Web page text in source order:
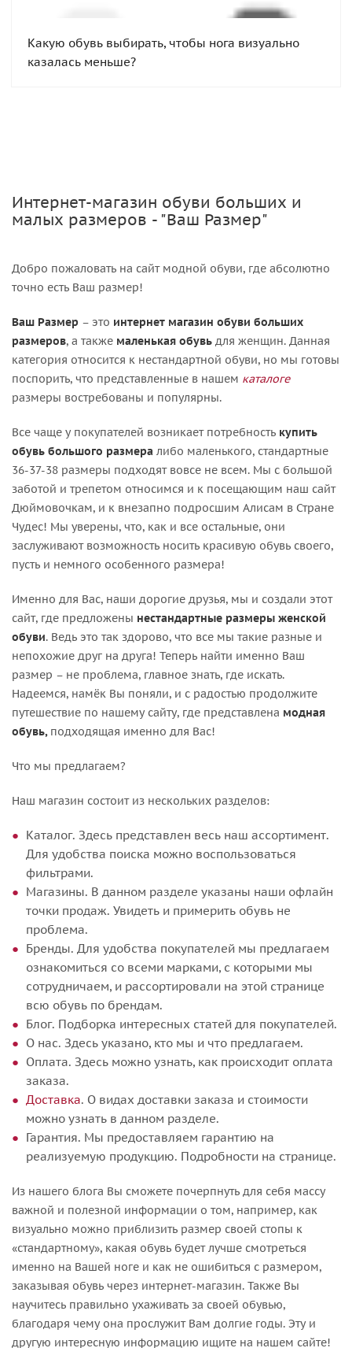
Какую обувь выбирать, чтобы нога визуально
казалась меньше?
Интернет-магазин обуви больших и
малых размеров - "Ваш Размер"
Добро пожаловать на сайт модной обуви, где абсолютно
точно есть Ваш размер!
Ваш Размер – это интернет магазин обуви больших
размеров, а также маленькая обувь для женщин. Данная
категория относится к нестандартной обуви, но мы готовы
поспорить, что представленные в нашем каталоге
размеры востребованы и популярны.
Все чаще у покупателей возникает потребность купить
обувь большого размера либо маленького, стандартные
36-37-38 размеры подходят вовсе не всем. Мы с большой
заботой и трепетом относимся и к посещающим наш сайт
Дюймовочкам, и к внезапно подросшим Алисам в Стране
Чудес! Мы уверены, что, как и все остальные, они
заслуживают возможность носить красивую обувь своего,
пусть и немного особенного размера!
Именно для Вас, наши дорогие друзья, мы и создали этот
сайт, где предложены нестандартные размеры женской
обуви. Ведь это так здорово, что все мы такие разные и
непохожие друг на друга! Теперь найти именно Ваш
размер – не проблема, главное знать, где искать.
Надеемся, намёк Вы поняли, и с радостью продолжите
путешествие по нашему сайту, где представлена модная
обувь, подходящая именно для Вас!
Что мы предлагаем?
Наш магазин состоит из нескольких разделов:
Каталог. Здесь представлен весь наш ассортимент.
Для удобства поиска можно воспользоваться
фильтрами.
Магазины. В данном разделе указаны наши офлайн
точки продаж. Увидеть и примерить обувь не
проблема.
Бренды. Для удобства покупателей мы предлагаем
ознакомиться со всеми марками, с которыми мы
сотрудничаем, и рассортировали на этой странице
всю обувь по брендам.
Блог. Подборка интересных статей для покупателей.
О нас. Здесь указано, кто мы и что предлагаем.
Оплата. Здесь можно узнать, как происходит оплата
заказа.
Доставка. О видах доставки заказа и стоимости
можно узнать в данном разделе.
Гарантия. Мы предоставляем гарантию на
реализуемую продукцию. Подробности на странице.
Из нашего блога Вы сможете почерпнуть для себя массу
важной и полезной информации о том, например, как
визуально можно приблизить размер своей стопы к
«стандартному», какая обувь будет лучше смотреться
именно на Вашей ноге и как не ошибиться с размером,
заказывая обувь через интернет-магазин. Также Вы
научитесь правильно ухаживать за своей обувью,
благодаря чему она прослужит Вам долгие годы. Эту и
другую интересную информацию ищите на нашем сайте!